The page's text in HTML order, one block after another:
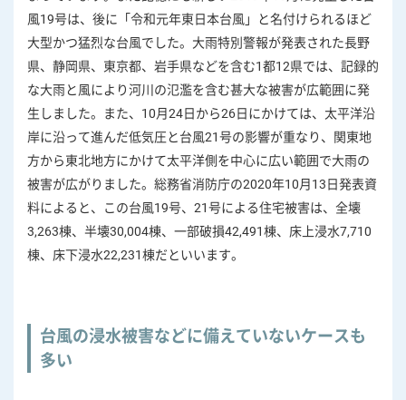
風19号は、後に「令和元年東日本台風」と名付けられるほど
大型かつ猛烈な台風でした。大雨特別警報が発表された長野
県、静岡県、東京都、岩手県などを含む1都12県では、記録的
な大雨と風により河川の氾濫を含む甚大な被害が広範囲に発
生しました。また、10月24日から26日にかけては、太平洋沿
岸に沿って進んだ低気圧と台風21号の影響が重なり、関東地
方から東北地方にかけて太平洋側を中心に広い範囲で大雨の
被害が広がりました。総務省消防庁の2020年10月13日発表資
料によると、この台風19号、21号による住宅被害は、全壊
3,263棟、半壊30,004棟、一部破損42,491棟、床上浸水7,710
棟、床下浸水22,231棟だといいます。
台風の浸水被害などに備えていないケースも
多い